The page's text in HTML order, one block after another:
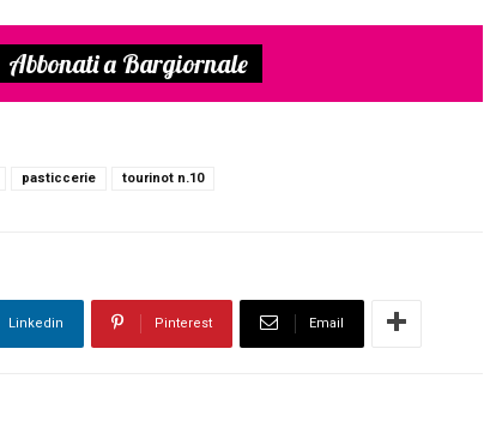
Abbonati a Bargiornale
pasticcerie tourinot n.10
Linkedin Pinterest Email